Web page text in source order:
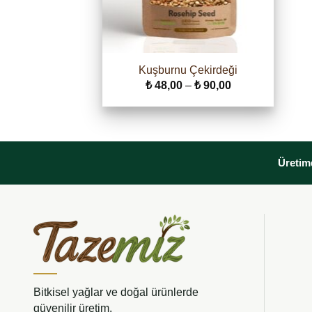
Kuşburnu Çekirdeği
₺48,00 – ₺90,00Fiyat
₺ 48,00
-
Bitkisel yağlar ve doğal ürünlerde
güvenilir üretim.